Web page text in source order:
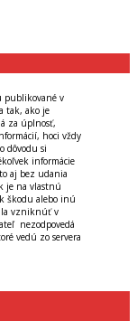
publikované v
tak, ako je
za úplnosť,
hoci vždy
dôvodu si
informácie
aj bez udania
je na vlastnú
škodu alebo inú
vzniknúť v
nezodpovedá
vedú zo servera